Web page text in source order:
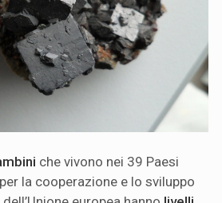
che vivono nei 39 Paesi
la cooperazione e lo sviluppo